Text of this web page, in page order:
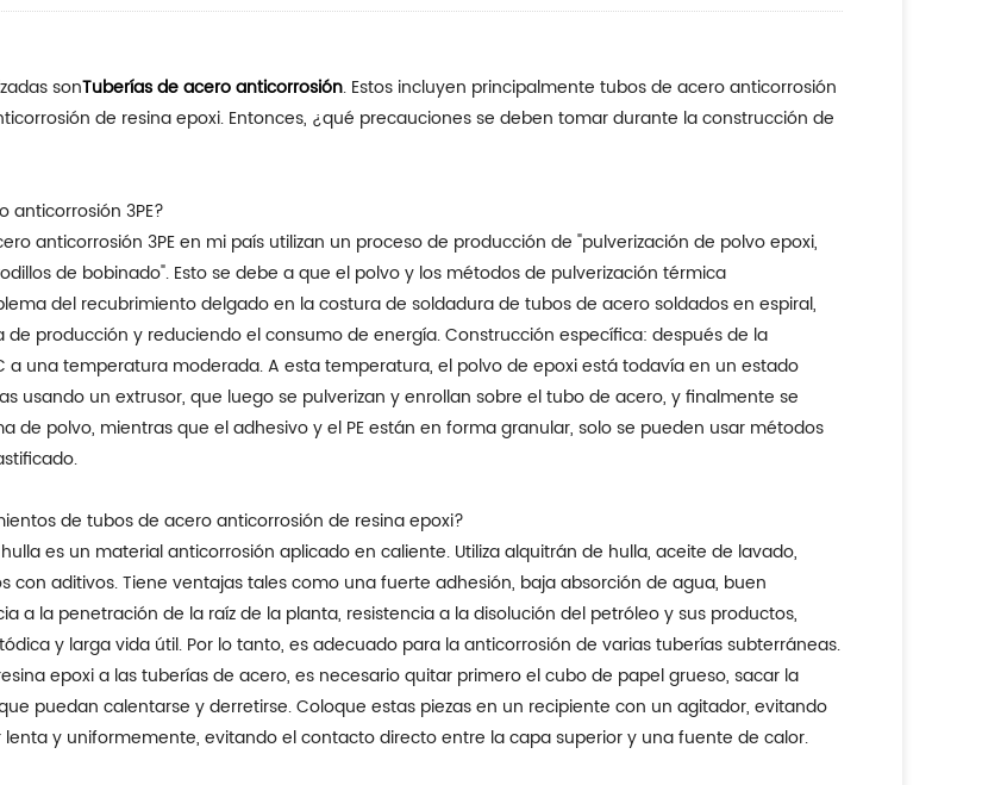
sonTuberías de acero anticorrosión. Estos incluyen principalmente tubos de acero anticorrosión
de resina epoxi. Entonces, ¿qué precauciones se deben tomar durante la construcción de
anticorrosión 3PE?
anticorrosión 3PE en mi país utilizan un proceso de producción de "pulverización de polvo epoxi,
de bobinado". Esto se debe a que el polvo y los métodos de pulverización térmica
del recubrimiento delgado en la costura de soldadura de tubos de acero soldados en espiral,
producción y reduciendo el consumo de energía. Construcción específica: después de la
a una temperatura moderada. A esta temperatura, el polvo de epoxi está todavía en un estado
usando un extrusor, que luego se pulverizan y enrollan sobre el tubo de acero, y finalmente se
de polvo, mientras que el adhesivo y el PE están en forma granular, solo se pueden usar métodos
de tubos de acero anticorrosión de resina epoxi?
es un material anticorrosión aplicado en caliente. Utiliza alquitrán de hulla, aceite de lavado,
aditivos. Tiene ventajas tales como una fuerte adhesión, baja absorción de agua, buen
a la penetración de la raíz de la planta, resistencia a la disolución del petróleo y sus productos,
y larga vida útil. Por lo tanto, es adecuado para la anticorrosión de varias tuberías subterráneas.
epoxi a las tuberías de acero, es necesario quitar primero el cubo de papel grueso, sacar la
puedan calentarse y derretirse. Coloque estas piezas en un recipiente con un agitador, evitando
y uniformemente, evitando el contacto directo entre la capa superior y una fuente de calor.